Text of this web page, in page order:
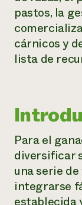
pastos, la
cárnicos y
lista de
Para el
diversificar
una serie
integrarse